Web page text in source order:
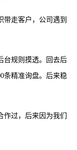
带走客户，公司遇到
台规则摸透。回去后
条精准询盘。后来稳
过，后来因为我们